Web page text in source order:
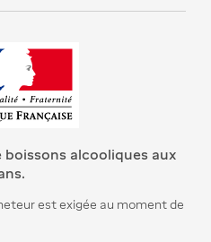
alcooliques aux
est exigée au moment de